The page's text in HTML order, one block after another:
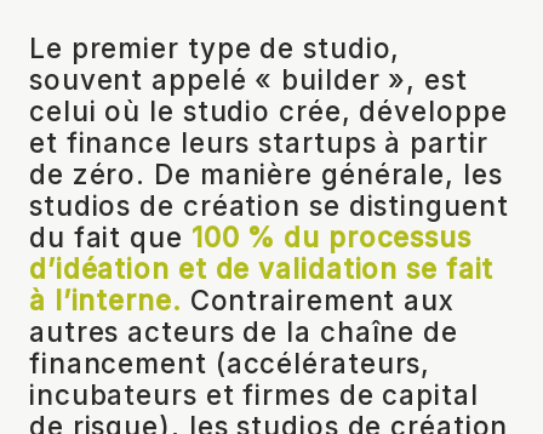
Le premier type de studio,
souvent appelé « builder », est
celui où le studio crée, développe
et finance leurs startups à partir
de zéro. De manière générale, les
studios de création se distinguent
du fait que 100 % du processus
d’idéation et de validation se fait
à l’interne. Contrairement aux
autres acteurs de la chaîne de
financement (accélérateurs,
incubateurs et firmes de capital
de risque), les studios de création